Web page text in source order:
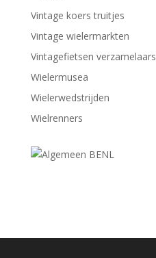
Vintage koers truitjes
Vintage wielermarkten
Vintagefietsen verzamelaars
Wielermusea
Wielerwedstrijden
Wielrenners